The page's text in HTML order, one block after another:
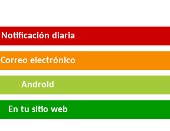
Notificación diaria
Correo electrónico
Android
En tu sitio web